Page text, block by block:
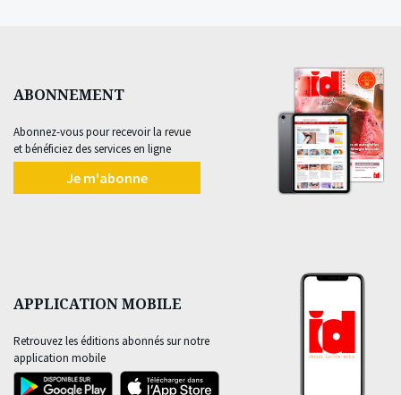
ABONNEMENT
Abonnez-vous pour recevoir la revue
et bénéficiez des services en ligne
Je m'abonne
APPLICATION MOBILE
Retrouvez les éditions abonnés sur notre
application mobile